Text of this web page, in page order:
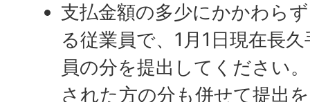
支払金額の多少にかかわら
る従業員で、1月1日現在長
員の分を提出してください
された方の分も併せて提出